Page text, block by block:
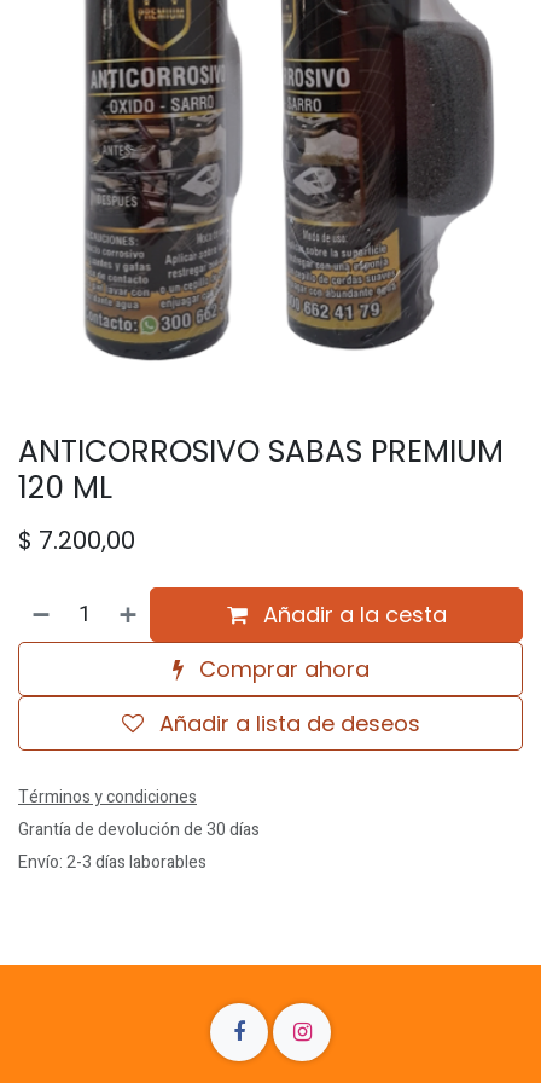
ANTICORROSIVO SABAS PREMIUM
120 ML
$ 7.200,00
Añadir a la cesta
Comprar ahora
Añadir a lista de deseos
Términos y condiciones
Grantía de devolución de 30 días
Envío: 2-3 días laborables